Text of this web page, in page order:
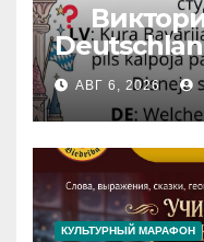
№46
Замок
Iedvesmas
Inspiration
АВГ 6, 2026
КУЛЬТУРНЫЙ МАРАФОН